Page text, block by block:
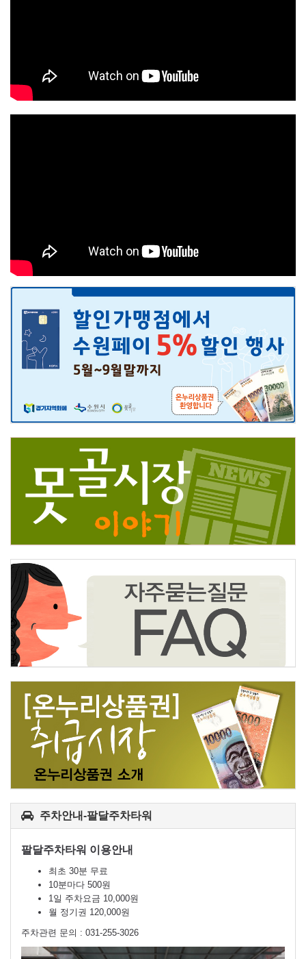
주차안내-팔달주차타워
팔달주차타워 이용안내
최초 30분 무료
10분마다 500원
1일 주차요금 10,000원
월 정기권 120,000원
주차관련 문의 : 031-255-3026